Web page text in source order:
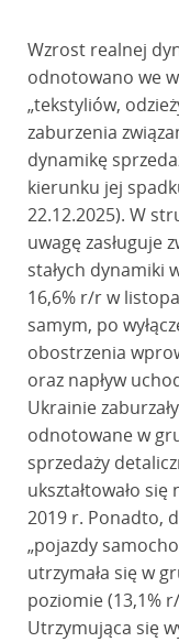
Wzrost realnej
odnotowano we
„tekstyliów,
zaburzenia
dynamikę
kierunku jej
22.12.2025). W
uwagę zasługuje
stałych dynamiki
16,6% r/r w
samym, po
obostrzenia
oraz napływ
Ukrainie
odnotowane w
sprzedaży
ukształtowało
2019 r. Ponadto,
„pojazdy
utrzymała się w
poziomie (13,1%
Utrzymująca się